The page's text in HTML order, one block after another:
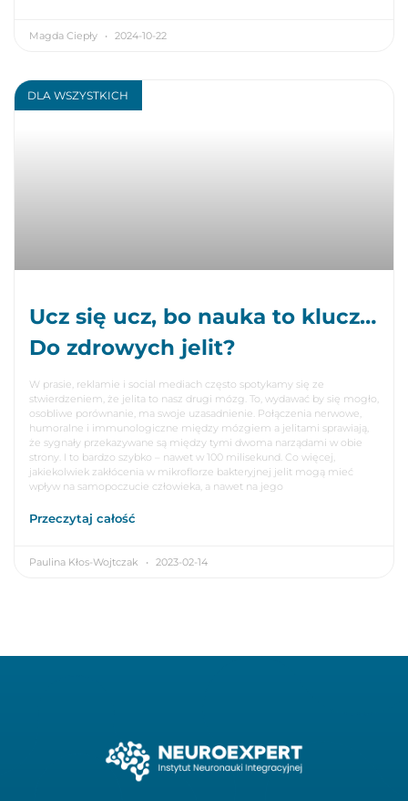
Magda Ciepły 2024-10-22
DLA WSZYSTKICH
Ucz się ucz, bo nauka to klucz…
Do zdrowych jelit?
W prasie, reklamie i social mediach często spotykamy się ze
stwierdzeniem, że jelita to nasz drugi mózg. To, wydawać by się mogło,
osobliwe porównanie, ma swoje uzasadnienie. Połączenia nerwowe,
humoralne i immunologiczne między mózgiem a jelitami sprawiają,
że sygnały przekazywane są między tymi dwoma narządami w obie
strony. I to bardzo szybko – nawet w 100 milisekund. Co więcej,
jakiekolwiek zakłócenia w mikroflorze bakteryjnej jelit mogą mieć
wpływ na samopoczucie człowieka, a nawet na jego
Przeczytaj całość
Paulina Kłos-Wojtczak 2023-02-14